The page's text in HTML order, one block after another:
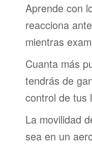
Aprende con
reacciona
mientras
Cuanta más
tendrás de
control de tus
La movilidad
sea en un